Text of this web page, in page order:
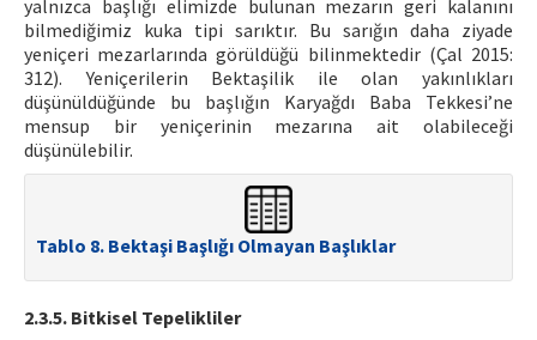
yalnızca başlığı elimizde bulunan mezarın geri kalanını
bilmediğimiz kuka tipi sarıktır. Bu sarığın daha ziyade
yeniçeri mezarlarında görüldüğü bilinmektedir (Çal 2015:
312). Yeniçerilerin Bektaşilik ile olan yakınlıkları
düşünüldüğünde bu başlığın Karyağdı Baba Tekkesi’ne
mensup bir yeniçerinin mezarına ait olabileceği
düşünülebilir.
Tablo 8. Bektaşi Başlığı Olmayan Başlıklar
2.3.5. Bitkisel Tepelikliler